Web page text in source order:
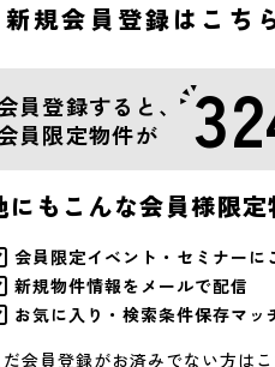
新規会員登録はこち
員登録すると、
員限定物件が
にもこんな会員様限定
会員限定イベント・セミナーに
新規物件情報をメールで配信
お気に入り・検索条件保存マッ
だ会員登録がお済みでない方は